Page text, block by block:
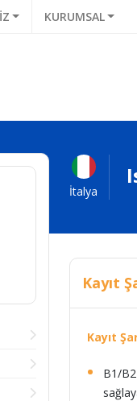
KURUMSAL
İtalya
Kayıt
Kayıt
B1/